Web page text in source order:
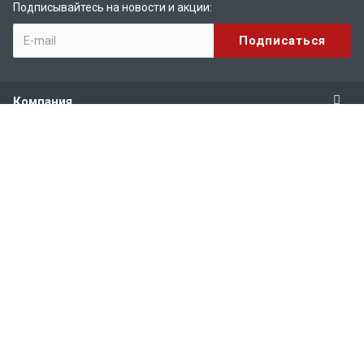
Подписывайтесь на новости и акции:
Компания